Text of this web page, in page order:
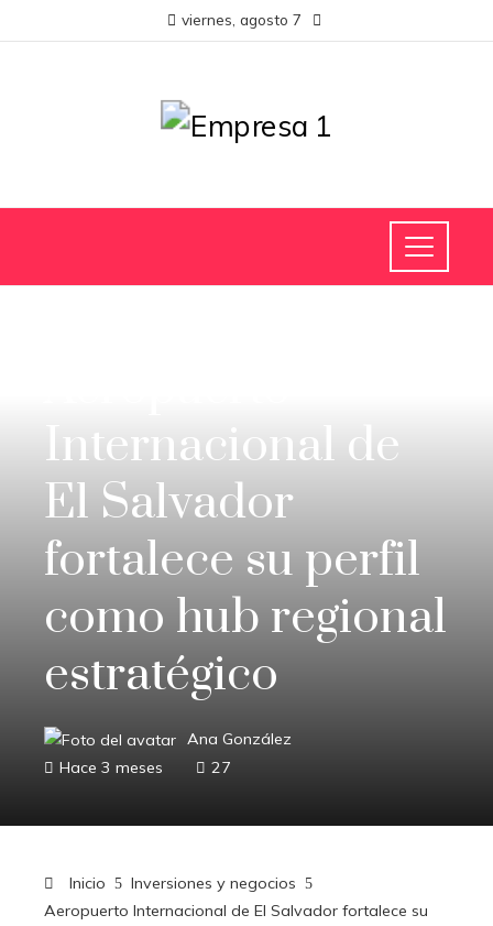
viernes, agosto 7
Internacional de
El Salvador
fortalece su perfil
como hub regional
estratégico
Ana González
Hace 3 meses
27
Inicio
Inversiones y negocios
Aeropuerto Internacional de El Salvador fortalece su